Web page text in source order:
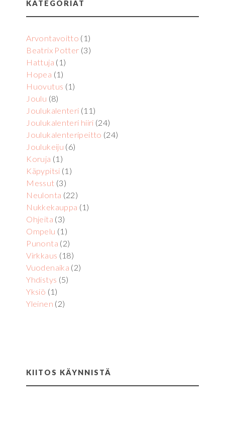
KATEGORIAT
Arvontavoitto (1)
Beatrix Potter (3)
Hattuja (1)
Hopea (1)
Huovutus (1)
Joulu (8)
Joulukalenteri (11)
Joulukalenteri hiiri (24)
Joulukalenteripeitto (24)
Joulukeiju (6)
Koruja (1)
Käpypitsi (1)
Messut (3)
Neulonta (22)
Nukkekauppa (1)
Ohjeita (3)
Ompelu (1)
Punonta (2)
Virkkaus (18)
Vuodenaika (2)
Yhdistys (5)
Yksiö (1)
Yleinen (2)
KIITOS KÄYNNISTÄ